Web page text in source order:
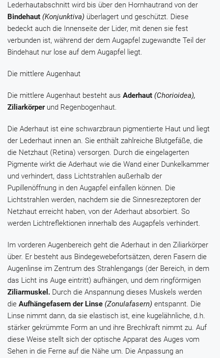
Lederhautabschnitt wird bis über den Hornhautrand von der
Bindehaut (Konjunktiva) überlagert und geschützt. Diese
bedeckt auch die Innenseite der Lider, mit denen sie fest
verbunden ist, während der dem Augapfel zugewandte Teil der
Bindehaut nur lose auf dem Augapfel liegt.
Die mittlere Augenhaut
Die mittlere Augenhaut besteht aus Aderhaut (Chorioidea),
Ziliarkörperund Regenbogenhaut.
Die Aderhaut ist eine schwarzbraun pigmentierte Haut und liegt
der Lederhaut innen an. Sie enthält zahlreiche Blutgefäße, die
die Netzhaut (Retina) versorgen. Durch die eingelagerten
Pigmente wirkt die Aderhaut wie die Wand einer Dunkelkammer
und verhindert, dass Lichtstrahlen außerhalb der
Pupillenöffnung in den Augapfel einfallen können. Die
Lichtstrahlen werden, nachdem sie die Sinnesrezeptoren der
Netzhaut erreicht haben, von der Aderhaut absorbiert. So
werden Lichtreflektionen innerhalb des Augapfels verhindert.
Im vorderen Augenbereich geht die Aderhaut in den Ziliarkörper
über. Er besteht aus Bindegewebefortsätzen, deren Fasern die
Augenlinse im Zentrum des Strahlengangs (der Bereich, in dem
das Licht ins Auge eintritt) aufhängen, und dem ringförmigen
Ziliarmuskel. Durch die Anspannung dieses Muskels werden
die Aufhängefasern der Linse (Zonulafasern) entspannt. Die
Linse nimmt dann, da sie elastisch ist, eine kugelähnliche, d.h.
stärker gekrümmte Form an und ihre Brechkraft nimmt zu. Auf
diese Weise stellt sich der optische Apparat des Auges vom
Sehen in die Ferne auf die Nähe um. Die Anpassung an